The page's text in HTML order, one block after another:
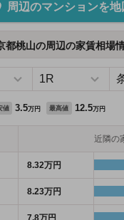
周辺のマンションを
都桃山の周辺の家賃相場
値 3.5万円 最高値 12.5万円
近隣の
8.32万円
8.23万円
7.8万円